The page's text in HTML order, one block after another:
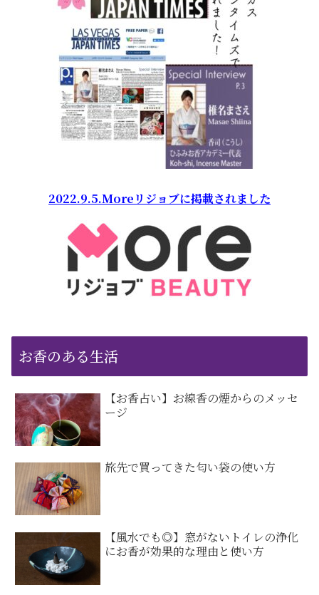
2022.9.5.Moreリジョブに掲載されました
お香のある生活
【お香占い】お線香の煙からのメッセ
ージ
旅先で買ってきた匂い袋の使い方
【風水でも◎】窓がないトイレの浄化
にお香が効果的な理由と使い方